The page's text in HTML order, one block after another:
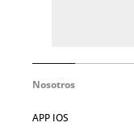
Nosotros
APP IOS